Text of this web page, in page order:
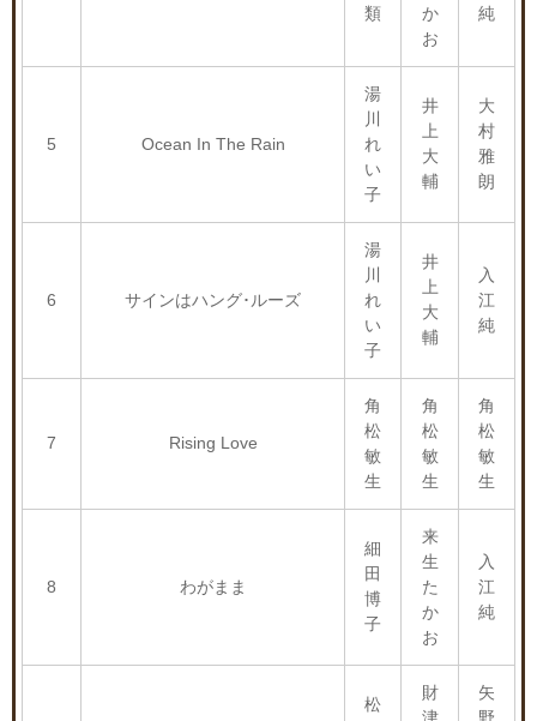
類
か
お
純
5 Ocean In The Rain
湯
川
れ
い
子
井
上
大
輔
大
村
雅
朗
6 サインはハング･ルーズ
湯
川
れ
い
子
井
上
大
輔
入
江
純
7 Rising Love
角
松
敏
生
角
松
敏
生
角
松
敏
生
8 わがまま
細
田
博
子
来
生
た
か
お
入
江
純
松
財
矢